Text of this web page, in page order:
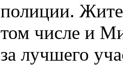
полиции.
том числе и
за лучшего